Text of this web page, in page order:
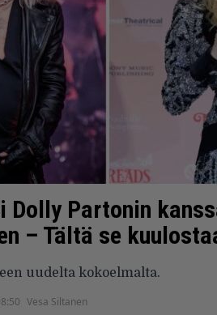
Dolly Partonin
– Tältä se
uudelta kokoelmalta.
Vesa Siltanen